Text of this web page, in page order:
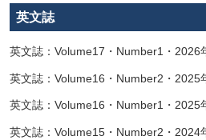
英文誌
英文誌：Volume17・Number1・2026
英文誌：Volume16・Number2・2025
英文誌：Volume16・Number1・2025
英文誌：Volume15・Number2・2024